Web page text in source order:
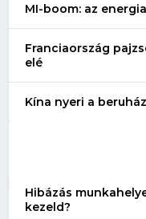
MI-boom: az
Franciaország
elé
Kína nyeri a
Hibázás
kezeld?